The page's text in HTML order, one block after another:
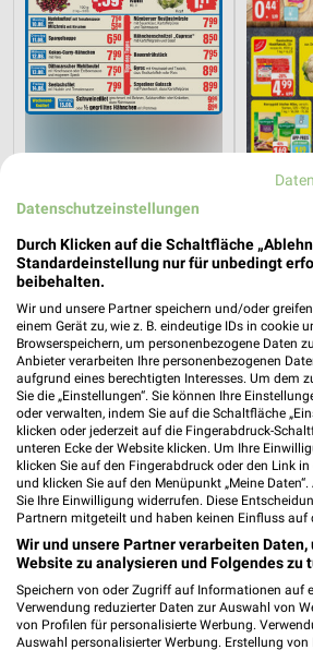
Gültig ab Mo. 10.08. Gültig ab
Kaufland
5,8 km
Angebote ab 06.08.
Datenschutzeinstellungen
Durch Klicken auf die Schaltfläche
Standardeinstellung nur für unbedingt
beibehalten.
Wir und unsere Partner speichern und/oder
einem Gerät zu, wie z. B. eindeutige IDs in cookie
Browserspeichern, um personenbezogene Daten
Anbieter verarbeiten Ihre personenbezogenen
aufgrund eines berechtigten Interesses. Um dem
Sie die „Einstellungen“. Sie können Ihre
oder verwalten, indem Sie auf die Schaltfläche
klicken oder jederzeit auf die Fingerabdruck-
unteren Ecke der Website klicken. Um Ihre
klicken Sie auf den Fingerabdruck oder den Link
und klicken Sie auf den Menüpunkt „Meine
Sie Ihre Einwilligung widerrufen. Diese
Partnern mitgeteilt und haben keinen Einfluss auf
Wir und unsere Partner verarbeiten
Website zu analysieren und Folgendes zu
Speichern von oder Zugriff auf Informationen auf
Verwendung reduzierter Daten zur Auswahl von
von Profilen für personalisierte Werbung.
Auswahl personalisierter Werbung. Erstellung von